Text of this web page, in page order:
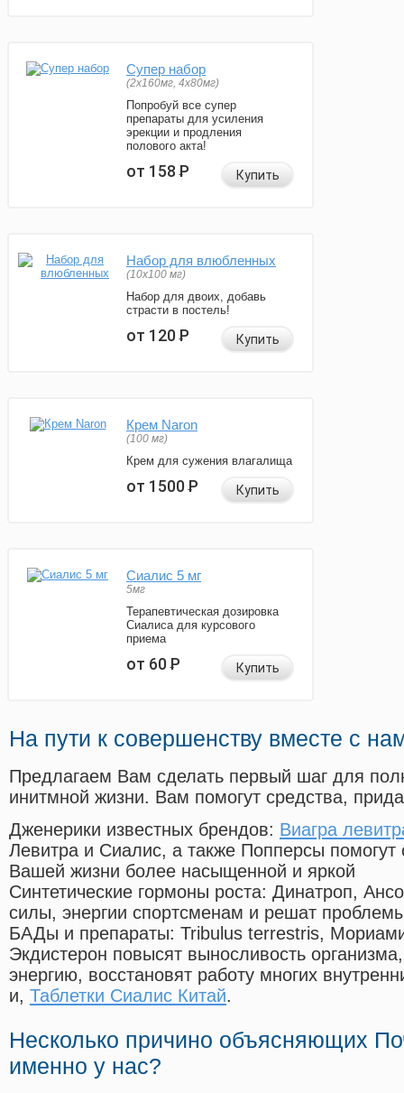
Супер набор
(2х160мг, 4х80мг)
Попробуй все супер
препараты для усиления
эрекции и продления
полового акта!
от 158Р Купить
Набор для влюбленных
(10х100 мг)
Набор для двоих, добавь
страсти в постель!
от 120Р Купить
Крем Naron
(100 мг)
Крем для сужения влагалища
от 1500Р Купить
Сиалис 5 мг
5мг
Терапевтическая дозировка
Сиалиса для курсового
приема
от 60Р Купить
На пути к совершенству вместе с
Предлагаем Вам сделать первый шаг для
инитмной жизни. Вам помогут средства,
Дженерики известных брендов: Виагра
Левитра и Сиалис, а также Попперсы помогут
Вашей жизни более насыщенной и яркой
Синтетические гормоны роста: Динатроп,
силы, энергии спортсменам и решат
БАДы и препараты: Tribulus terrestris,
Экдистерон повысят выносливость
энергию, восстановят работу многих
и, Таблетки Сиалис Китай.
Несколько причино объясняющих
именно у нас?